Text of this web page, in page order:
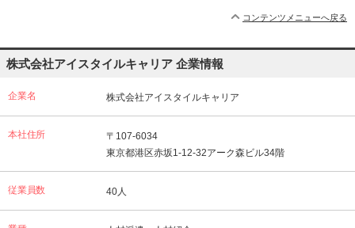
コンテンツメニューへ戻る
株式会社アイスタイルキャリア 企業情報
企業名 株式会社アイスタイルキャリア
本社住所
〒107-6034
東京都港区赤坂1-12-32アーク森ビル34階
従業員数 40人